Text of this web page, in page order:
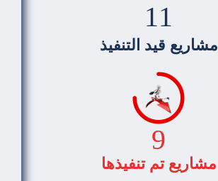
مشاريع قيد التنفيذ
11
مشاريع تم تنفيذها
9